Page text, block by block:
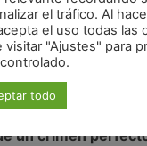
un crimen
el tráfico. Al
el uso todas las
"Ajustes" para
todo